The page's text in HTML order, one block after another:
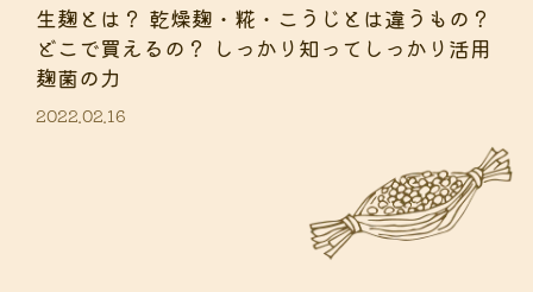
生麹とは？ 乾燥麹・糀・こうじとは違うもの？
どこで買えるの？ しっかり知ってしっかり活用
麹菌の力
2022.02.16